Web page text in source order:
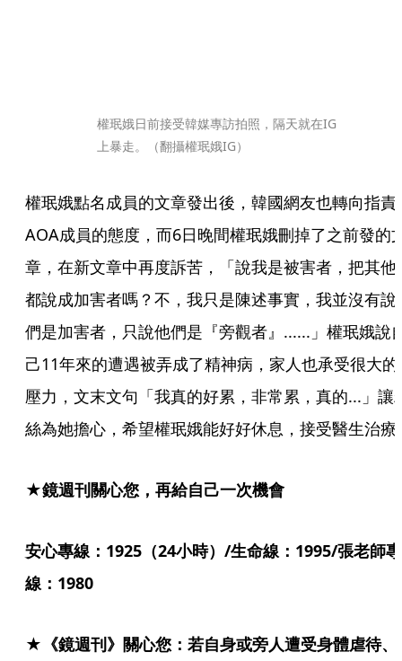
權珉娥日前接受韓媒專訪拍照，隔天就在IG
上暴走。（翻攝權珉娥IG）
權珉娥點名成員的文章發出後，韓國網友也轉向指責
AOA成員的態度，而6日晚間權珉娥刪掉了之前發的
章，在新文章中再度訴苦，「說我是被害者，把其他
都說成加害者嗎？不，我只是陳述事實，我並沒有說
們是加害者，只說他們是『旁觀者』......」權珉娥說
己11年來的遭遇被弄成了精神病，家人也承受很大的
壓力，文末文句「我真的好累，非常累，真的...」讓
絲為她擔心，希望權珉娥能好好休息，接受醫生治療
★鏡週刊關心您，再給自己一次機會
安心專線：1925（24小時）/生命線：1995/張老師專
線：1980
★《鏡週刊》關心您：若自身或旁人遭受身體虐待、